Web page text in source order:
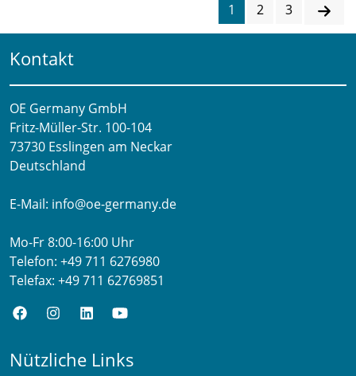
1 2 3
Kontakt
OE Germany GmbH
Fritz-Müller-Str. 100-104​
73730 Esslingen am Neckar​
Deutschland
E-Mail: info@oe-germany.de
Mo-Fr 8:00-16:00 Uhr
Telefon: +49 711 6276980
Telefax: +49 711 62769851
Nützliche Links